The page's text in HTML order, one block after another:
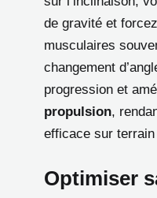
de gravité et
musculaires
changement
progression et
propulsion,
efficace sur terrain
Optimiser